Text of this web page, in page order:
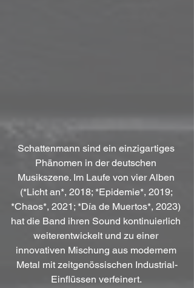
Schattenmann sind ein einzigartiges
Phänomen in der deutschen
Musikszene. Im Laufe von vier Alben
(*Licht an*, 2018; *Epidemie*, 2019;
*Chaos*, 2021; *Día de Muertos*, 2023)
hat die Band ihren Sound kontinuierlich
weiterentwickelt und zu einer
innovativen Mischung aus modernem
Metal mit zeitgenössischen Industrial-
Einflüssen verfeinert.